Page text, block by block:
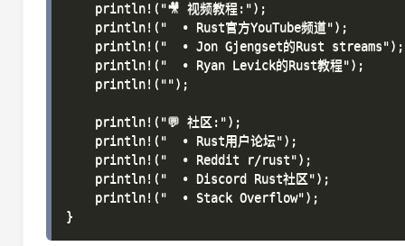
    println!("🎥 视频教程:");
    println!("  • Rust官方YouTube频道");
    println!("  • Jon Gjengset的Rust streams");
    println!("  • Ryan Levick的Rust教程");
    println!("");
    println!("💬 社区:");
    println!("  • Rust用户论坛");
    println!("  • Reddit r/rust");
    println!("  • Discord Rust社区");
    println!("  • Stack Overflow");